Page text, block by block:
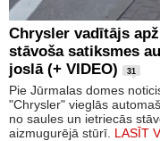
Chrysler vadītājs
stāvoša satiksmes
joslā (+ VIDEO)
31
Pie Jūrmalas domes
"Chrysler" vieglās
no saules un ietriecās
aizmugurējā stūrī. LASĪT